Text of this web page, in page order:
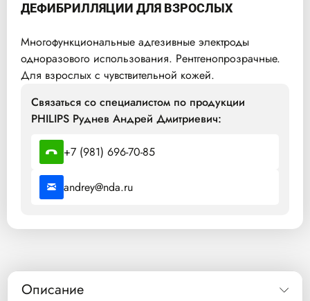
ДЕФИБРИЛЛЯЦИИ ДЛЯ ВЗРОСЛЫХ
Многофункциональные адгезивные электроды
одноразового использования. Рентгенопрозрачные.
Для взрослых с чувствительной кожей.
Связаться со специалистом по продукции
PHILIPS Руднев Андрей Дмитриевич:
+7 (981) 696-70-85
andrey@nda.ru
Описание